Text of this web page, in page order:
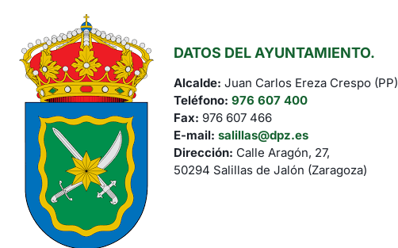
DATOS DEL AYUNTAMIENTO.
Alcalde: Juan Carlos Ereza Crespo (PP)
Teléfono: 976 607 400
Fax: 976 607 466
E-mail: salillas@dpz.es
Dirección: Calle Aragón, 27,
50294 Salillas de Jalón (Zaragoza)